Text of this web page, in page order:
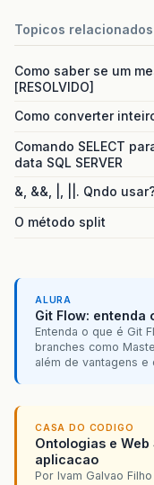
Topicos relacionados
Como saber se um
[RESOLVIDO]
Como converter
Comando SELECT
data SQL SERVER
&, &&, |, ||. Qndo
O método split
ALURA
Git Flow: entenda
Entenda o que é Git
branches como
além de vantagens e
CASA DO CODIGO
Ontologias e
aplicacao
Por Ivam Galvao